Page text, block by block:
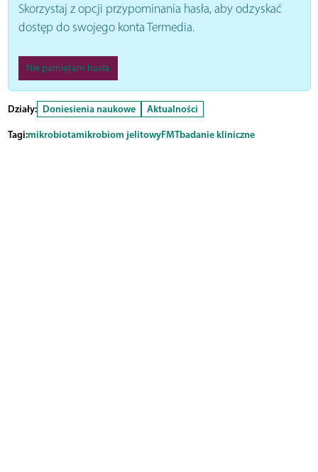
Skorzystaj z opcji przypominania hasła, aby odzyskać
dostęp do swojego konta Termedia.
Nie pamiętam hasła
Działy: Doniesienia naukowe
Aktualności
Tagi:mikrobiotamikrobiom jelitowyFMTbadanie kliniczne